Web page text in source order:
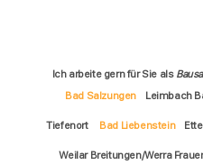
Ich arbeite gern für Sie als
Bad Salzungen
Leimbach
Tiefenort Bad Liebenstein
Weilar Breitungen/Werra